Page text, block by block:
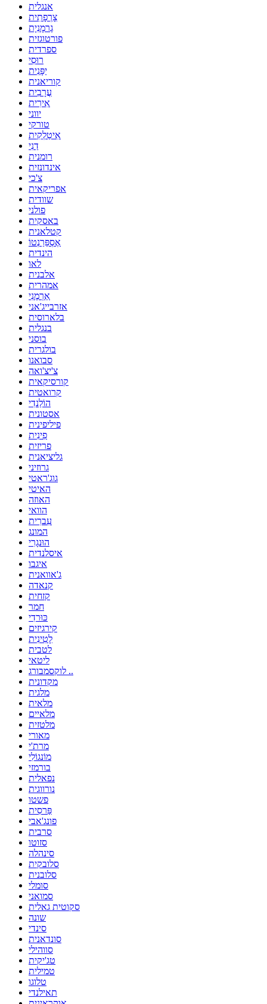
אנגלית
צָרְפָתִית
גֶרמָנִיָת
פורטוגזית
ספרדית
רוּסִי
יַפָּנִית
קוריאנית
עֲרָבִית
אִירִית
יווני
טורקי
אִיטַלְקִית
דַנִי
רומנית
אינדונזית
צ'כי
אפריקאית
שוודית
פולני
באסקית
קטלאנית
אֶסְפֵּרַנְטוֹ
הינדית
לאו
אלבנית
אמהרית
אַרְמֶנִי
אזרבייג'אני
בלארוסית
בנגלית
בוסני
בולגרית
סבואנו
צ'יצ'ואה
קורסיקאית
קרואטית
הוֹלַנדִי
אסטונית
פיליפינית
פִינִית
פריזית
גליציאנית
גרוזיני
גוג'ראטי
האיטי
האוזה
הוואי
עִברִית
המונג
הוּנגָרִי
איסלנדית
איגבו
ג'אוואנית
קנאדה
קזחית
חמר
כּוּרדִי
קירגיזים
לָטִינִית
לטבית
ליטאי
לוקסמבורג ..
מקדונית
מלגית
מלאית
מלאיים
מלטזית
מאורי
מרת'י
מוֹנגוֹלִי
בורמזי
נפאלית
נורווגית
פשטו
פַּרסִית
פונג'אבי
סרבית
סזוטו
סינהלה
סלובקית
סלובנית
סומלי
סמואני
סקוטית גאלית
שונה
סינדי
סונדאנית
סווהילי
טג'יקית
טמילית
טלוגו
תאילנדי